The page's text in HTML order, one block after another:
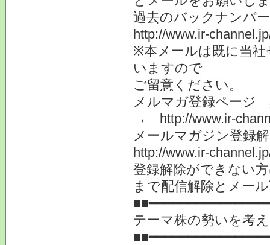
過去のバックナンバ
http://www.ir-
※本メールは既に当
いますので
ご留意ください。
メルマガ登録ページ
→ http://www.ir-
メールマガジン登録
http://www.ir-
登録解除ができな
まで配信解除とメー
テーマ株の勢いを考